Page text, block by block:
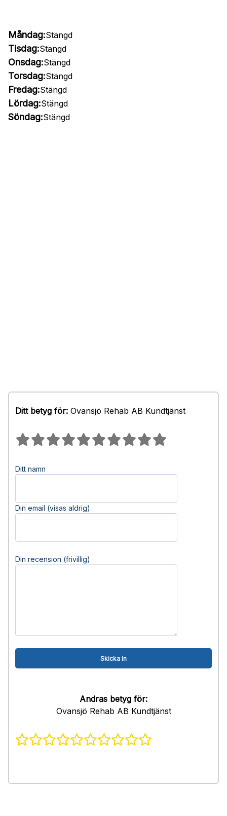
Måndag:Stängd
Tisdag:Stängd
Onsdag:Stängd
Torsdag:Stängd
Fredag:Stängd
Lördag:Stängd
Söndag:Stängd
Ditt betyg för: Ovansjö Rehab AB Kundtjänst
Ditt namn
Din email (visas aldrig)
Din recension (frivillig)
Andras betyg för:
Ovansjö Rehab AB Kundtjänst